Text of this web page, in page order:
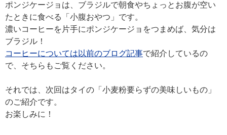
ポンジケージョは、ブラジルで朝食やちょっとお腹が空い
たときに食べる「小腹おやつ」です。
濃いコーヒーを片手にポンジケージョをつまめば、気分は
ブラジル！
コーヒーについては以前のブログ記事で紹介しているの
で、そちらもご覧ください。
それでは、次回はタイの「小麦粉要らずの美味しいもの」
のご紹介です。
お楽しみに！